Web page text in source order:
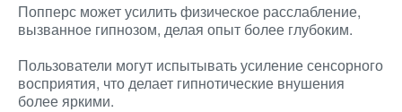
Попперс может усилить физическое расслабление,
вызванное гипнозом, делая опыт более глубоким.
Пользователи могут испытывать усиление сенсорного
восприятия, что делает гипнотические внушения
более яркими.